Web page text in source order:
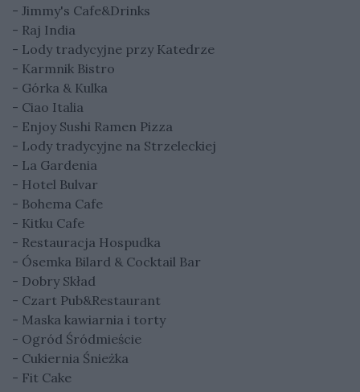
- Jimmy's Cafe&Drinks
- Raj India
- Lody tradycyjne przy Katedrze
- Karmnik Bistro
- Górka & Kulka
- Ciao Italia
- Enjoy Sushi Ramen Pizza
- Lody tradycyjne na Strzeleckiej
- La Gardenia
- Hotel Bulvar
- Bohema Cafe
- Kitku Cafe
- Restauracja Hospudka
- Ósemka Bilard & Cocktail Bar
- Dobry Skład
- Czart Pub&Restaurant
- Maska kawiarnia i torty
- Ogród Śródmieście
- Cukiernia Śnieżka
- Fit Cake